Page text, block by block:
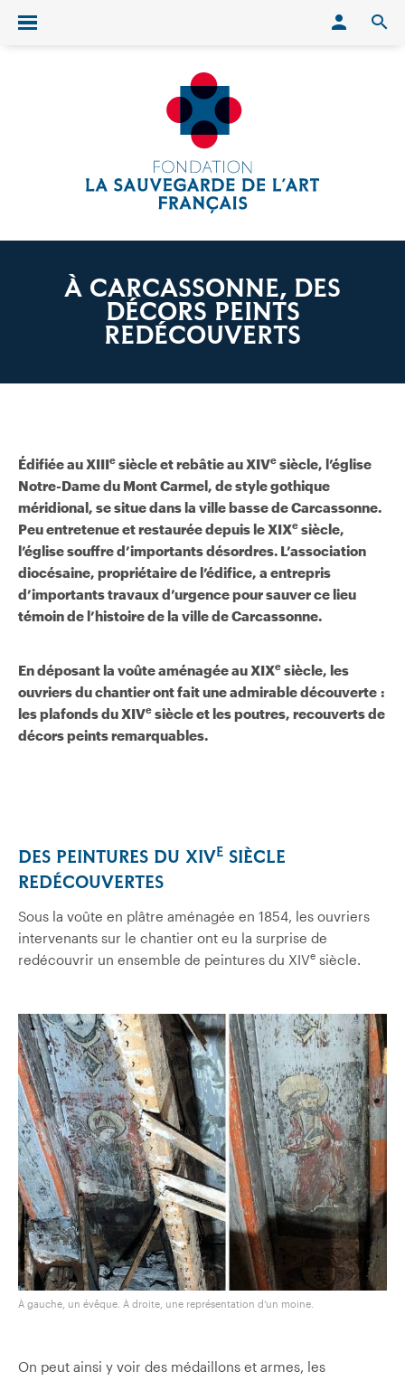
Ouvrir/fermer le menu
À CARCASSONNE, DES
DÉCORS PEINTS
REDÉCOUVERTS
Édifiée au XIIIe siècle et rebâtie au XIVe siècle, l’église
Notre-Dame du Mont Carmel, de style gothique
méridional, se situe dans la ville basse de Carcassonne.
Peu entretenue et restaurée depuis le XIXe siècle,
l’église souffre d’importants désordres. L’association
diocésaine, propriétaire de l’édifice, a entrepris
d’importants travaux d’urgence pour sauver ce lieu
témoin de l’histoire de la ville de Carcassonne.
En déposant la voûte aménagée au XIXe siècle, les
ouvriers du chantier ont fait une admirable découverte :
les plafonds du XIVe siècle et les poutres, recouverts de
décors peints remarquables.
DES PEINTURES DU XIVE SIÈCLE
REDÉCOUVERTES
Sous la voûte en plâtre aménagée en 1854, les ouvriers
intervenants sur le chantier ont eu la surprise de
redécouvrir un ensemble de peintures du XIVe siècle.
À gauche, un évêque. À droite, une représentation d’un moine.
On peut ainsi y voir des médaillons et armes, les